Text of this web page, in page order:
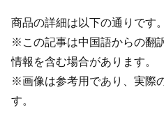
商品の詳細は以下の通りです。
※この記事は中国語からの翻
情報を含む場合があります。
※画像は参考用であり、実際
す。